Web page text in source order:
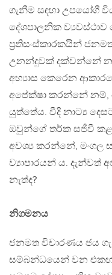
ගැනීම සඳහා උපයෝගී
දේශපාලනික
ප‍්‍රතිසංස්කාරකයින්
උනන්දුවක් දක්වන්නේ
අභ්‍යාස කෙරෙන
අපේක්ෂා කරන්නේ නම්,
යුත්තේය. වීදි නාට්‍ය
ඔවුන්ගේ තර්ක සජීවී කළ
අවශ්‍ය කරන්නේ, මංගල
ව්‍යාපාරයන් ය. දැන්වත්
නැත්ද?
නිගමනය
ජනමත විචාරණය ජය
සම්බන්ධයෙන් වන